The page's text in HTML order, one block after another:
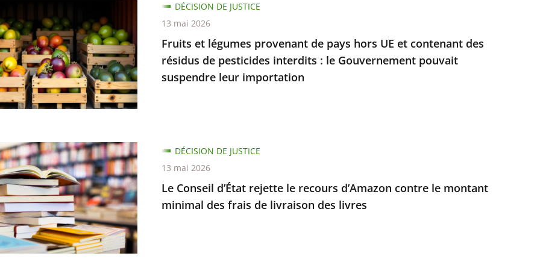
Fruits et légumes provenant de pays hors UE et contenant des
résidus de pesticides interdits : le Gouvernement pouvait
suspendre leur importation
DÉCISION DE JUSTICE
13 mai 2026
Le Conseil d’État rejette le recours d’Amazon contre le montant
minimal des frais de livraison des livres
DÉCISION DE JUSTICE
13 mai 2026